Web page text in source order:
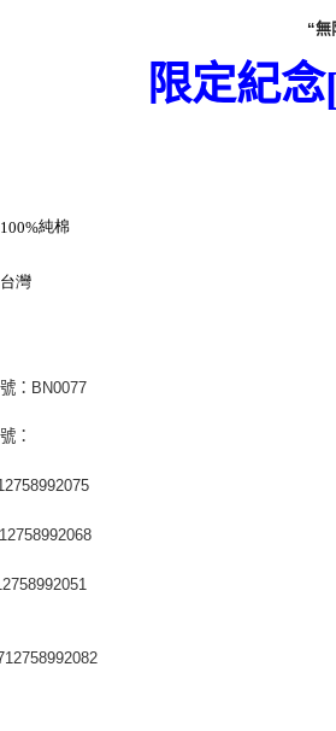
“無
限定紀念
100%純棉
灣
：BN0077
：